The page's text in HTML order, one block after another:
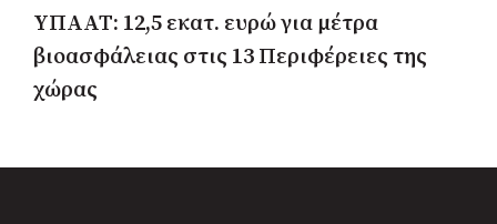
ΥΠΑΑΤ: 12,5 εκατ. ευρώ για μέτρα
βιοασφάλειας στις 13 Περιφέρειες της
χώρας